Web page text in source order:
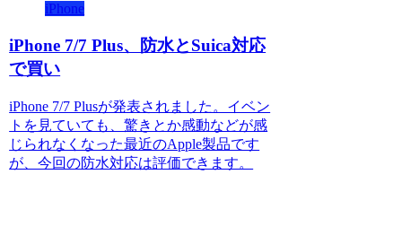
iPhone
iPhone 7/7 Plus、防水とSuica対応
で買い
iPhone 7/7 Plusが発表されました。イベン
トを見ていても、驚きとか感動などが感
じられなくなった最近のApple製品です
が、今回の防水対応は評価できます。